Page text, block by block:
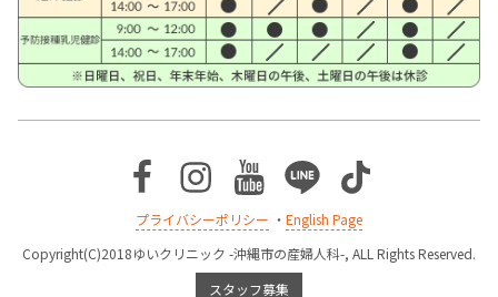
Facebook
Instagram
Youtube
LineTikTok
プライバシーポリシー ・ English Page
Copyright(C)2018ゆいクリニック -沖縄市の産婦人科-, ALL Rights Reserved.
スタッフ募集